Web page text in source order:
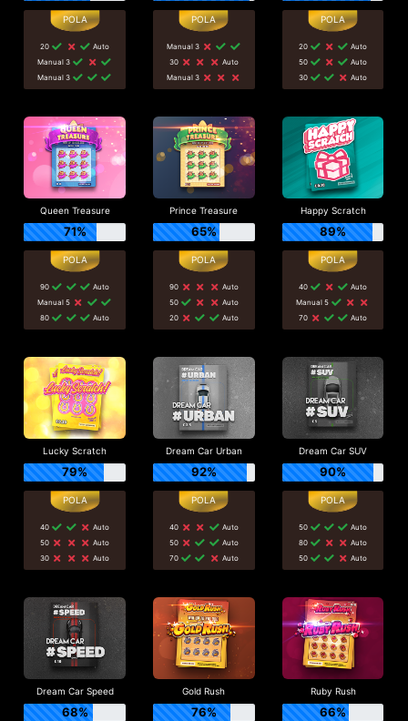
20
Auto
Manual 3
Manual 3
Manual 3
30
Auto
Manual 3
20
Auto
50
Auto
30
Auto
Queen Treasure
71%
90
Auto
Manual 5
80
Auto
Prince Treasure
65%
90
Auto
50
Auto
20
Auto
Happy Scratch
89%
40
Auto
Manual 5
70
Auto
Lucky Scratch
79%
40
Auto
50
Auto
30
Auto
Dream Car Urban
92%
40
Auto
50
Auto
70
Auto
Dream Car SUV
90%
50
Auto
80
Auto
50
Auto
Dream Car Speed
68%
Gold Rush
76%
Ruby Rush
66%